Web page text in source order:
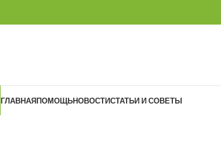
ГЛАВНАЯПОМОЩЬНОВОСТИСТАТЬИ И СОВЕТЫ